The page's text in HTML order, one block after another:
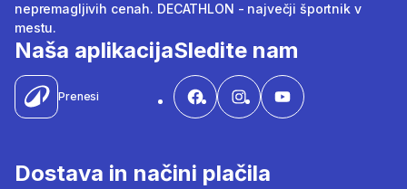
nepremagljivih cenah. DECATHLON - največji športnik v
mestu.
Naša aplikacija
Prenesi
Sledite nam
Dostava in načini plačila